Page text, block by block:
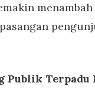
Publik Terpadu